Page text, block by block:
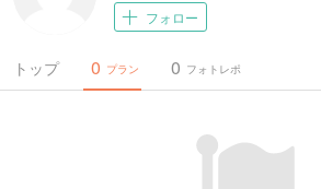
フォロー
トップ プラン
0 フォトレポ
0